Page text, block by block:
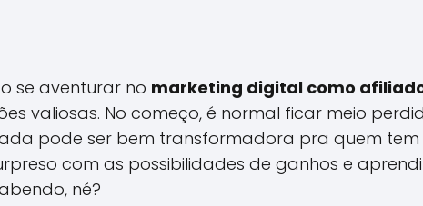
se aventurar no marketing digital como
valiosas. No começo, é normal ficar meio
pode ser bem transformadora pra quem tem
com as possibilidades de ganhos e
né?